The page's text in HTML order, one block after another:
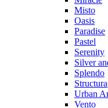
Misto
Oasis
Paradise
Pastel
Serenity
Silver
Splendo
Structura
Urban
Vento